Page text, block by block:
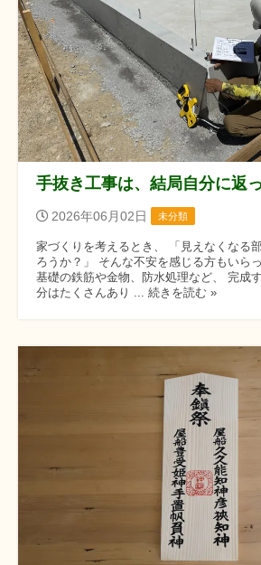
手抜き工事は、結局自分に返っ
2026年06月02日 未分類
家づくりを考えるとき、 「見えなくなる
ろうか？」 そんな不安を感じる方もいら
基礎の鉄筋や金物、防水処理など、 完成
分はたくさんあり ... 続きを読む »